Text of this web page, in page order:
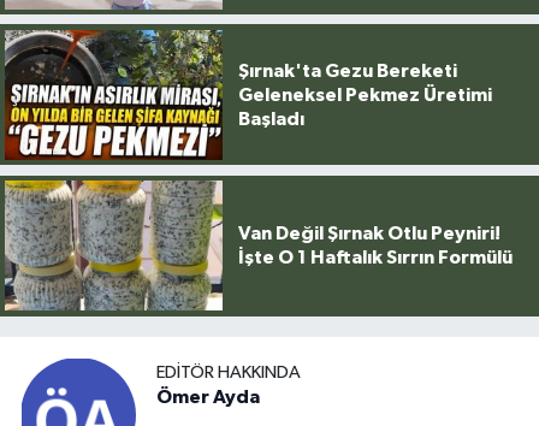
Şırnak'ta Gezu Bereketi
Geleneksel Pekmez Üretimi
Başladı
Van Değil Şırnak Otlu Peyniri!
İşte O 1 Haftalık Sırrın Formülü
EDITÖR HAKKINDA
Ömer Ayda